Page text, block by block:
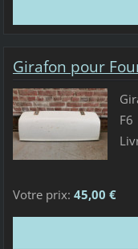
Girafon pour
F6
Votre prix: 45,00 €